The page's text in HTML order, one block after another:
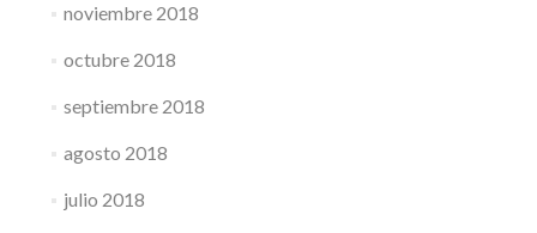
noviembre 2018
octubre 2018
septiembre 2018
agosto 2018
julio 2018